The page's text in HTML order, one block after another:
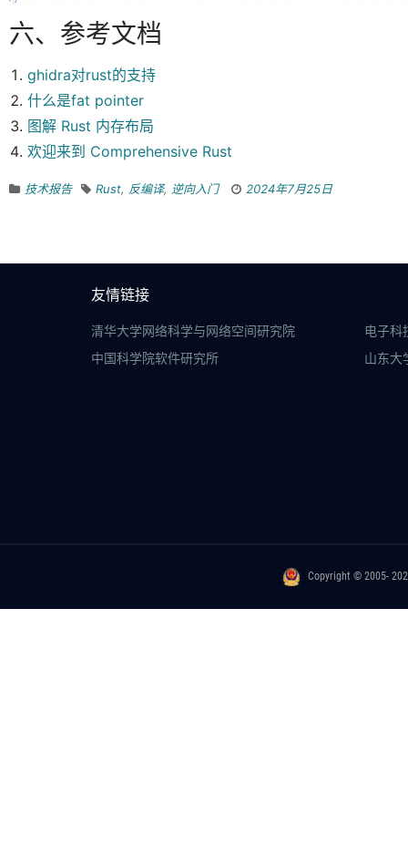
六、参考文档
ghidra对rust的支持
什么是fat pointer
图解 Rust 内存布局
欢迎来到 Comprehensive Rust
技术报告 Rust, 反编译, 逆向入门 2024年7月25日
友情链接
清华大学网络科学与网络空间研究院
电子科
中国科学院软件研究所
山东大
Copyright © 2005-